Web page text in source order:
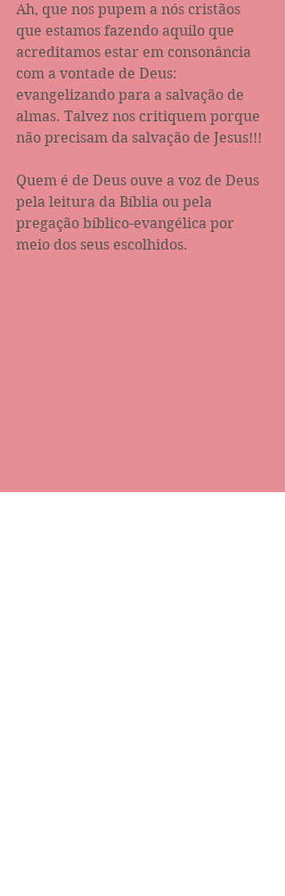
Ah, que nos pupem a nós cristãos
que estamos fazendo aquilo que
acreditamos estar em consonância
com a vontade de Deus:
evangelizando para a salvação de
almas. Talvez nos critiquem porque
não precisam da salvação de Jesus!!!
Quem é de Deus ouve a voz de Deus
pela leitura da Bíblia ou pela
pregação bíblico-evangélica por
meio dos seus escolhidos.